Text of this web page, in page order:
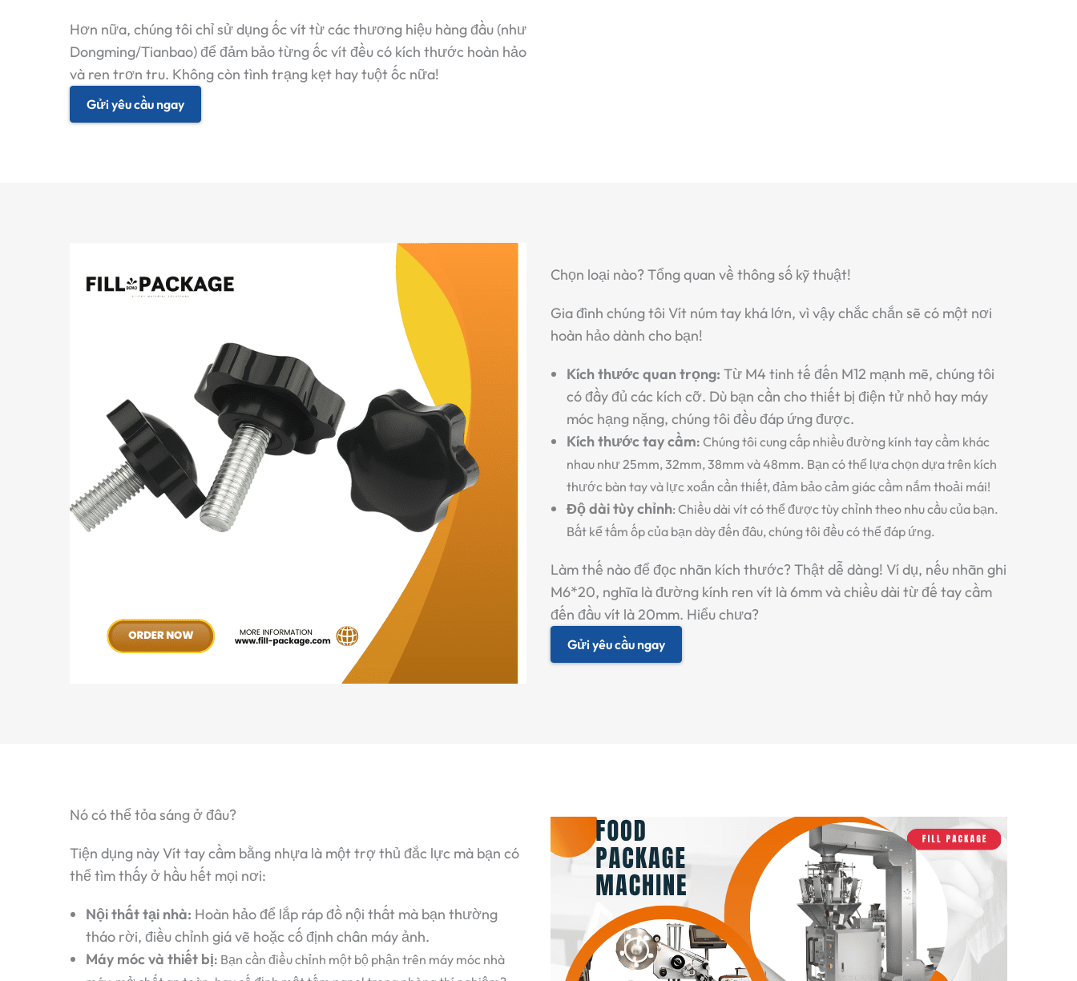
Hơn nữa, chúng tôi chỉ sử dụng ốc vít từ các thương hiệu hàng đầu (như
Dongming/Tianbao) để đảm bảo từng ốc vít đều có kích thước hoàn hảo
và ren trơn tru. Không còn tình trạng kẹt hay tuột ốc nữa!
Gửi yêu cầu ngay
Chọn loại nào? Tổng quan về thông số kỹ thuật!
Gia đình chúng tôi Vít núm tay khá lớn, vì vậy chắc chắn sẽ có một nơi
hoàn hảo dành cho bạn!
Kích thước quan trọng: Từ M4 tinh tế đến M12 mạnh mẽ, chúng tôi
có đầy đủ các kích cỡ. Dù bạn cần cho thiết bị điện tử nhỏ hay máy
móc hạng nặng, chúng tôi đều đáp ứng được.
Kích thước tay cầm: Chúng tôi cung cấp nhiều đường kính tay cầm khác
nhau như 25mm, 32mm, 38mm và 48mm. Bạn có thể lựa chọn dựa trên kích
thước bàn tay và lực xoắn cần thiết, đảm bảo cảm giác cầm nắm thoải mái!
Độ dài tùy chỉnh: Chiều dài vít có thể được tùy chỉnh theo nhu cầu của bạn.
Bất kể tấm ốp của bạn dày đến đâu, chúng tôi đều có thể đáp ứng.
Làm thế nào để đọc nhãn kích thước? Thật dễ dàng! Ví dụ, nếu nhãn ghi
M6*20, nghĩa là đường kính ren vít là 6mm và chiều dài từ đế tay cầm
đến đầu vít là 20mm. Hiểu chưa?
Gửi yêu cầu ngay
Nó có thể tỏa sáng ở đâu?
Tiện dụng này Vít tay cầm bằng nhựa là một trợ thủ đắc lực mà bạn có
thể tìm thấy ở hầu hết mọi nơi:
Nội thất tại nhà: Hoàn hảo để lắp ráp đồ nội thất mà bạn thường
tháo rời, điều chỉnh giá vẽ hoặc cố định chân máy ảnh.
Máy móc và thiết bị: Bạn cần điều chỉnh một bộ phận trên máy móc nhà